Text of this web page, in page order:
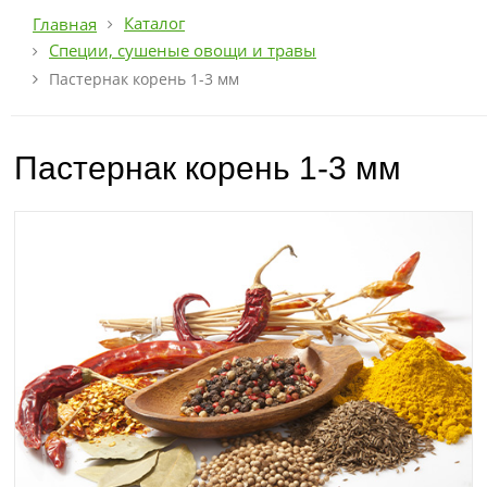
Главная
Каталог
Специи, сушеные овощи и травы
Пастернак корень 1-3 мм
Пастернак корень 1-3 мм